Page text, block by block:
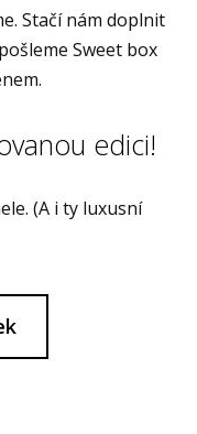
Stačí nám doplnit
Sweet box
edici!
(A i ty luxusní